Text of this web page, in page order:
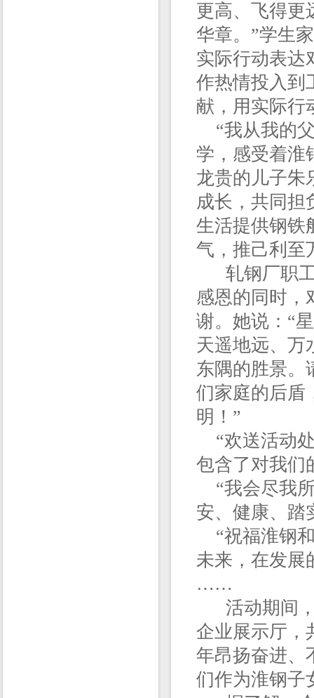
更高、飞得更
华章。”学生
实际行动表达
作热情投入到
献，用实际行
“我从我的
学，感受着淮
龙贵的儿子朱
成长，共同担
生活提供钢铁
气，推己利至
轧钢厂职工
感恩的同时，
谢。她说：“
天遥地远、万
东隅的胜景。
们家庭的后盾
明！”
“欢送活动
包含了对我们
“我会尽我
安、健康、踏
“祝福淮钢
未来，在发展
……
活动期间，
企业展示厅，
年昂扬奋进、
们作为淮钢子